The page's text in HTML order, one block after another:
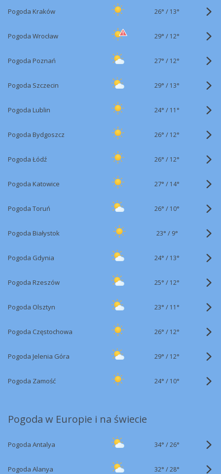
Pogoda Kraków 26° / 13°
Pogoda Wrocław 29° / 12°
Pogoda Poznań 27° / 12°
Pogoda Szczecin 29° / 13°
Pogoda Lublin 24° / 11°
Pogoda Bydgoszcz 26° / 12°
Pogoda Łódź 26° / 12°
Pogoda Katowice 27° / 14°
Pogoda Toruń 26° / 10°
Pogoda Białystok 23° / 9°
Pogoda Gdynia 24° / 13°
Pogoda Rzeszów 25° / 12°
Pogoda Olsztyn 23° / 11°
Pogoda Częstochowa 26° / 12°
Pogoda Jelenia Góra 29° / 12°
Pogoda Zamość 24° / 10°
Pogoda w Europie i na świecie
Pogoda Antalya 34° /26°
Pogoda Alanya 32° /28°